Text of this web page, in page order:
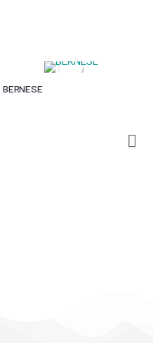
BERNESE